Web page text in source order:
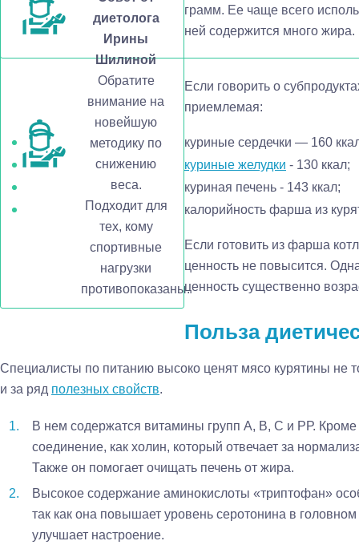
диетолога
Ирины
Шилиной
Обратите
внимание на
новейшую
методику по
снижению
веса.
Подходит для
тех, кому
спортивные
нагрузки
противопоказаны.
грамм. Ее чаще всего
ней содержится много жира.
Если говорить о
приемлемая:
куриные сердечки — 160
куриные желудки - 130 ккал;
куриная печень - 143 ккал;
калорийность фарша из
Если готовить из фарша
ценность не повысится.
ценность существенно
Польза
Специалисты по питанию высоко ценят мясо курятины не
и за ряд полезных свойств.
В нем содержатся витамины групп А, В, С и РР. Кроме
соединение, как холин, который отвечает за
Также он помогает очищать печень от жира.
Высокое содержание аминокислоты «триптофан»
так как она повышает уровень серотонина в
улучшает настроение.